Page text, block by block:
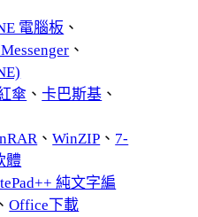
電腦板 、
、
傘 、卡巴斯基 、
、WinZIP 、 7-
體
純文字編
、Office下載